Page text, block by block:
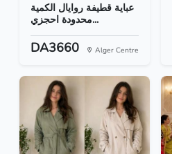
عباية قطيفة روايال الكمية
محدودة احجزي...
DA3660 Alger Centre